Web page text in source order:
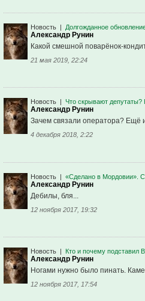
Новость Долгожданное
Александр Рунин
Какой смешной поварёнок-
21 мая 2019, 22:24
Новость Что скрывают депутаты?
Александр Рунин
Зачем связали оператора? Ещё
4 декабря 2018, 2:22
Новость | «Сделано в Мордовии».
Александр Рунин
Дебилы, бля...
12 ноября 2017, 19:32
Новость | Кто и почему подставил
Александр Рунин
Ногами нужно было пинать.
12 ноября 2017, 17:54